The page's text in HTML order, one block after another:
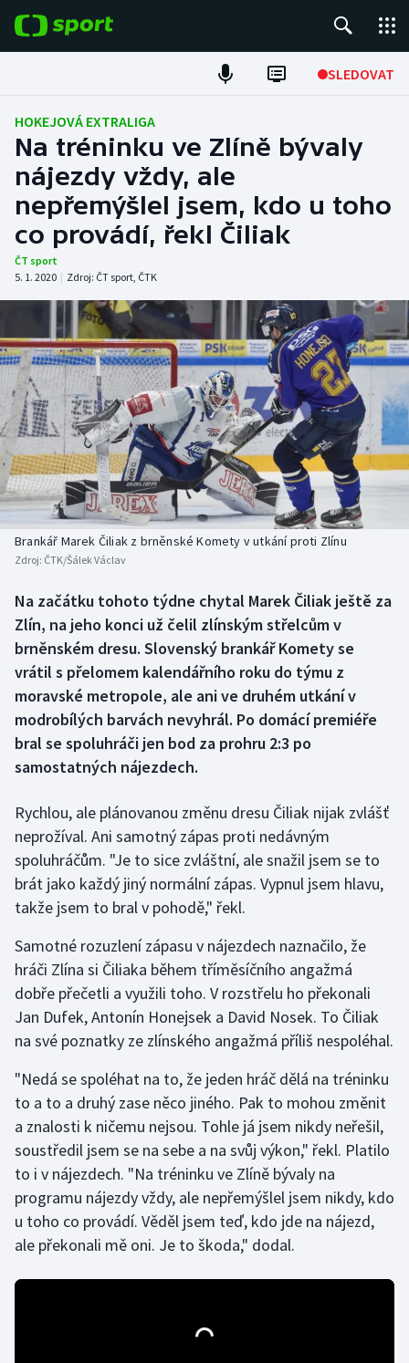
SLEDOVAT
ME v atletice
ME v plavání
Fotbal
Hokej
DALŠÍ SPORTY
Americký fotbal
Atletika
Baseball a softbal
Basketbal
Biatlon
Boby a skeleton
Box
Curling
Cyklistika
Dostihy
Florbal
Futsal
Golf
Gymnastika
Házená
Jezdectví
Judo
Krasobruslení
Lezení
Lyže a snowboard
Moderní pětiboj
NEPŘEHLÉDNĚTE
Soutěže
Historické návraty
Aplikace ČT sport
AZ kvíz
HOKEJOVÁ EXTRALIGA
Na tréninku ve Zlíně bývaly
nájezdy vždy, ale
nepřemýšlel jsem, kdo u toho
co provádí, řekl Čiliak
ČT sport
5. 1. 2020 | Zdroj: ČT sport, ČTK
Brankář Marek Čiliak z brněnské Komety v utkání proti Zlínu
Zdroj: ČTK/Šálek Václav
Na začátku tohoto týdne chytal Marek Čiliak ještě za
Zlín, na jeho konci už čelil zlínským střelcům v
brněnském dresu. Slovenský brankář Komety se
vrátil s přelomem kalendářního roku do týmu z
moravské metropole, ale ani ve druhém utkání v
modrobílých barvách nevyhrál. Po domácí premiéře
bral se spoluhráči jen bod za prohru 2:3 po
samostatných nájezdech.
Rychlou, ale plánovanou změnu dresu Čiliak nijak zvlášť
neprožíval. Ani samotný zápas proti nedávným
spoluhráčům. "Je to sice zvláštní, ale snažil jsem se to
brát jako každý jiný normální zápas. Vypnul jsem hlavu,
takže jsem to bral v pohodě," řekl.
Samotné rozuzlení zápasu v nájezdech naznačilo, že
hráči Zlína si Čiliaka během tříměsíčního angažmá
dobře přečetli a využili toho. V rozstřelu ho překonali
Jan Dufek, Antonín Honejsek a David Nosek. To Čiliak
na své poznatky ze zlínského angažmá příliš nespoléhal.
"Nedá se spoléhat na to, že jeden hráč dělá na tréninku
to a to a druhý zase něco jiného. Pak to mohou změnit
a znalosti k ničemu nejsou. Tohle já jsem nikdy neřešil,
soustředil jsem se na sebe a na svůj výkon," řekl. Platilo
to i v nájezdech. "Na tréninku ve Zlíně bývaly na
programu nájezdy vždy, ale nepřemýšlel jsem nikdy, kdo
u toho co provádí. Věděl jsem teď, kdo jde na nájezd,
ale překonali mě oni. Je to škoda," dodal.